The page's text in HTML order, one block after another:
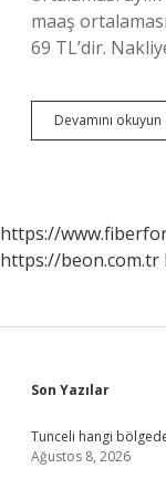
maaş
69 TL’dir.
Devamını okuyun
https://
https://beon.com.tr
Sidebar
Son Yazılar
Tunceli hangi
Ağustos 8, 2026